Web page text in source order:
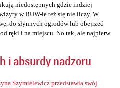
niedostępnych gdzie indziej
w BUW-ie też się nie liczy. W
do słynnych ogrodów lub obejrzeć
ręki i na miejscu. No tak, ale najpierw
i absurdy nadzoru
Szymielewicz przedstawia swój